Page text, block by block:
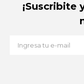
¡Suscribite